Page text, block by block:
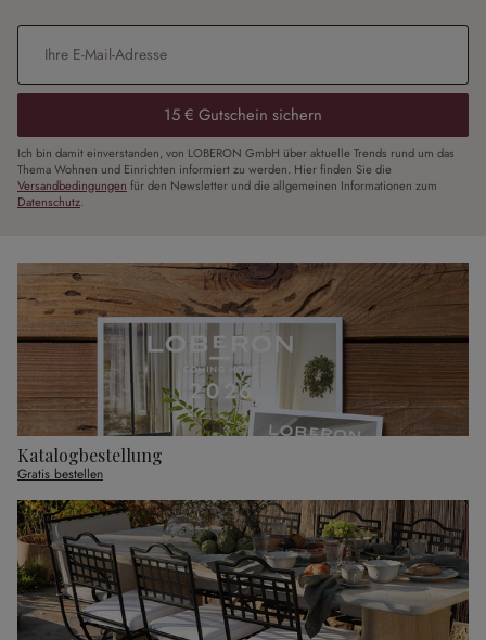
E-Mail-Adresse*
15 € Gutschein sichern
Ich bin damit einverstanden, von LOBERON GmbH über aktuelle Trends rund um das
Thema Wohnen und Einrichten informiert zu werden. Hier finden Sie die
Versandbedingungen für den Newsletter und die allgemeinen Informationen zum
Datenschutz.
Katalogbestellung
Gratis bestellen